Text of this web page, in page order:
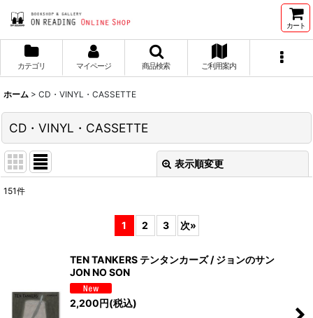
カート
カテゴリ マイページ 商品検索 ご利用案内
ホーム > CD・VINYL・CASSETTE
CD・VINYL・CASSETTE
表示順変更
151件
1 2 3 次»
TEN TANKERS テンタンカーズ / ジョンのサン
JON NO SON
2,200円(税込)